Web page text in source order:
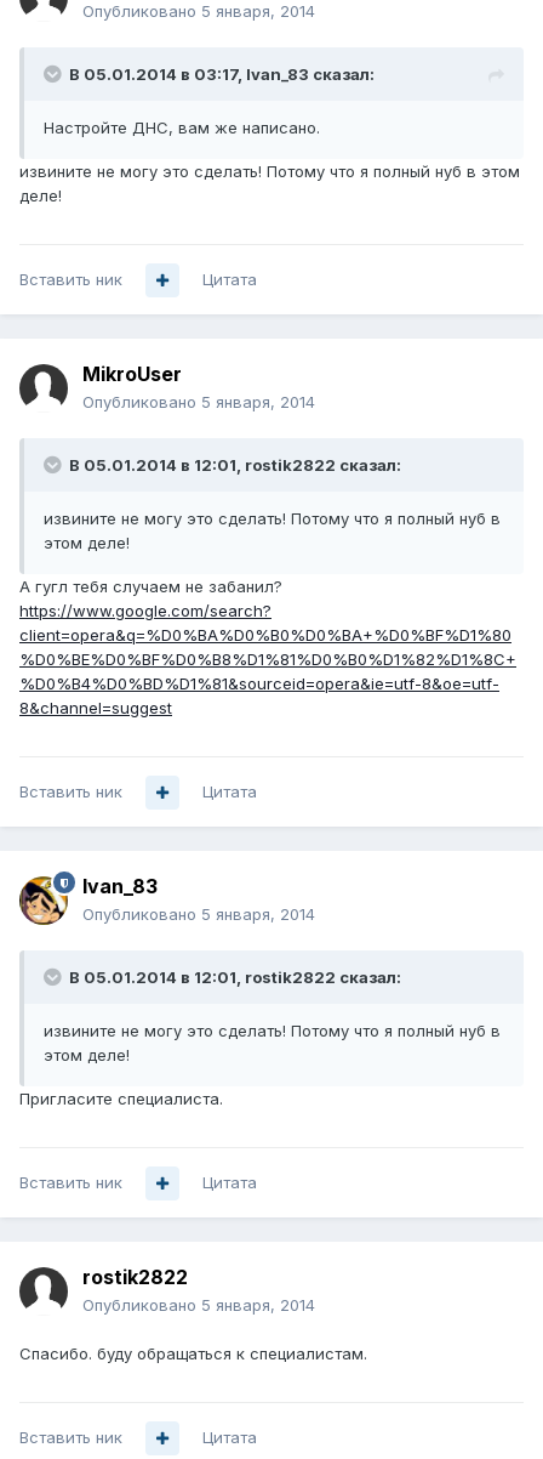
Опубликовано 5 января, 2014
В 05.01.2014 в 03:17, Ivan_83 сказал:
Настройте ДНС, вам же написано.
извините не могу это сделать! Потому что я полный нуб в этом
деле!
Вставить ник Цитата
MikroUser
Опубликовано 5 января, 2014
В 05.01.2014 в 12:01, rostik2822 сказал:
извините не могу это сделать! Потому что я полный нуб в
этом деле!
А гугл тебя случаем не забанил?
https://www.google.com/search?
client=opera&q=%D0%BA%D0%B0%D0%BA+%D0%BF%D1%80
%D0%BE%D0%BF%D0%B8%D1%81%D0%B0%D1%82%D1%8C+
%D0%B4%D0%BD%D1%81&sourceid=opera&ie=utf-8&oe=utf-
8&channel=suggest
Вставить ник Цитата
Ivan_83
Опубликовано 5 января, 2014
В 05.01.2014 в 12:01, rostik2822 сказал:
извините не могу это сделать! Потому что я полный нуб в
этом деле!
Пригласите специалиста.
Вставить ник Цитата
rostik2822
Опубликовано 5 января, 2014
Спасибо. буду обращаться к специалистам.
Вставить ник Цитата